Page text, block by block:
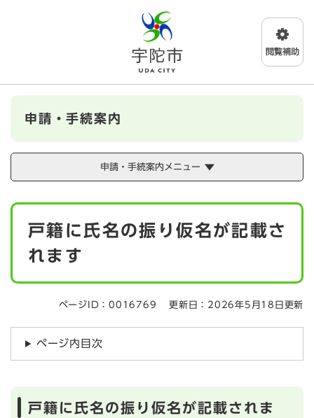
メニューを飛ばして本文へ
申請・手続案内
申請・手続案内メニュー
本
戸籍に氏名の振り仮名が記載さ
れます
ページID：0016769 更新日：2026年5月18日更新
ページ内目次
戸籍に氏名の振り仮名が記載されま